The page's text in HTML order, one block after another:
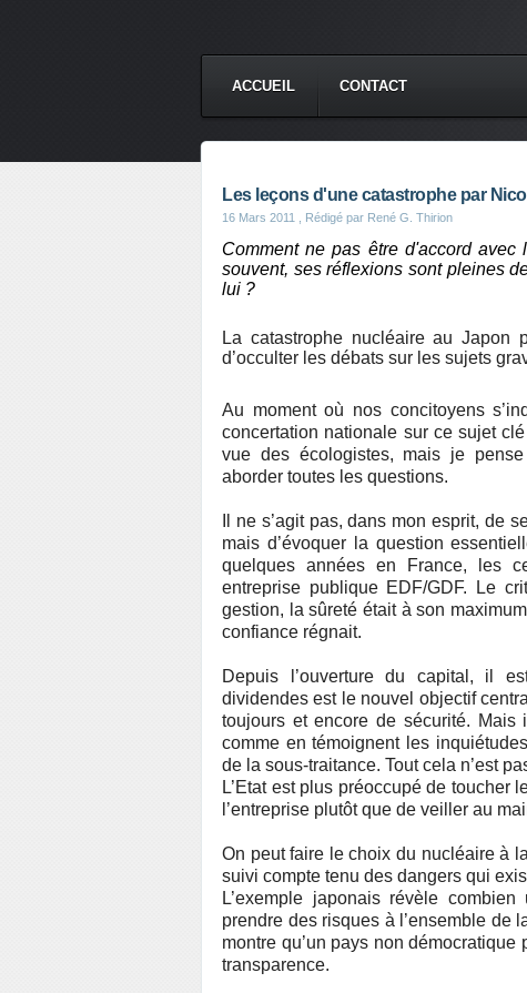
ACCUEIL CONTACT
Les leçons d'une catastrophe par
16 Mars 2011 , Rédigé par René G. Thirion
Comment ne pas être d'accord avec
souvent, ses réflexions sont pleines
lui ?
La catastrophe nucléaire au Japon
d’occulter les débats sur les sujets
Au moment où nos concitoyens
concertation nationale sur ce sujet
vue des écologistes, mais je
aborder toutes les questions.
Il ne s’agit pas, dans mon esprit, de
mais d’évoquer la question
quelques années en France, les
entreprise publique EDF/GDF. Le
gestion, la sûreté était à son
confiance régnait.
Depuis l’ouverture du capital, il
dividendes est le nouvel objectif
toujours et encore de sécurité.
comme en témoignent les
de la sous-traitance. Tout cela n’est
L’Etat est plus préoccupé de
l’entreprise plutôt que de veiller au
On peut faire le choix du nucléaire à
suivi compte tenu des dangers qui
L’exemple japonais révèle
prendre des risques à l’ensemble de
montre qu’un pays non
transparence.